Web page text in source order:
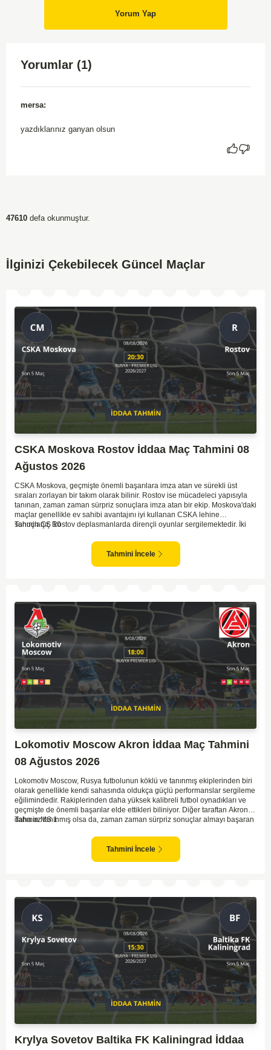
Yorum Yap
Yorumlar (1)
mersa:
yazdıklarınız ganyan olsun
47610 defa okunmuştur.
İlginizi Çekebilecek Güncel Maçlar
CSKA Moskova Rostov İddaa Maç Tahmini 08
Ağustos 2026
CSKA Moskova, geçmişte önemli başarılara imza atan ve sürekli üst
sıraları zorlayan bir takım olarak bilinir. Rostov ise mücadeleci yapısıyla
tanınan, zaman zaman sürpriz sonuçlara imza atan bir ekip. Moskova'daki
maçlar genellikle ev sahibi avantajını iyi kullanan CSKA lehine
sonuçlanır. Rostov deplasmanlarda dirençli oyunlar sergilemektedir. İki
göstermektedir. CSKA'nın evinde oynayacak olması ve genel istatistikler
göz önüne alındığında, CSKA'nın sahasında kolay kolay puan
kaybetmeyeceğini söyleyebiliriz.
Tahmin ÇŞ 10
Tahmini İncele
Lokomotiv Moscow Akron İddaa Maç Tahmini
08 Ağustos 2026
Lokomotiv Moscow, Rusya futbolunun köklü ve tanınmış ekiplerinden biri
olarak genellikle kendi sahasında oldukça güçlü performanslar sergileme
eğilimindedir. Rakiplerinden daha yüksek kalibreli futbol oynadıkları ve
geçmişte de önemli başarılar elde ettikleri biliniyor. Diğer taraftan Akron,
daha az tanınmış olsa da, zaman zaman sürpriz sonuçlar almayı başaran
ve güçlü ekipler karşısında istikrarlı bir performans sergilemekte
zorlanabilirler. Lokomotiv Moscow'un mevcut form durumunun ve evinde
oynama avantajının, bu karşılaşmada belirleyici olması muhtemel
Tahmin MS 1
Tahmini İncele
Krylya Sovetov Baltika FK Kaliningrad İddaa